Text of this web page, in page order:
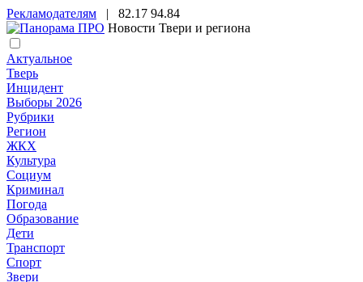
Рекламодателям | 82.17 94.84
Новости Твери и региона
Актуальное
Тверь
Инцидент
Выборы 2026
Рубрики
Регион
ЖКХ
Культура
Социум
Криминал
Погода
Образование
Дети
Транспорт
Спорт
Звери